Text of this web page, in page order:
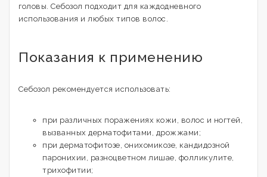
головы. Себозол подходит для каждодневного
использования и любых типов волос.
Показания к применению
Себозол рекомендуется использовать:
при различных поражениях кожи, волос и ногтей,
вызванных дерматофитами, дрожжами;
при дерматофитозе, онихомикозе, кандидозной
паронихии, разноцветном лишае, фолликулите,
трихофитии;